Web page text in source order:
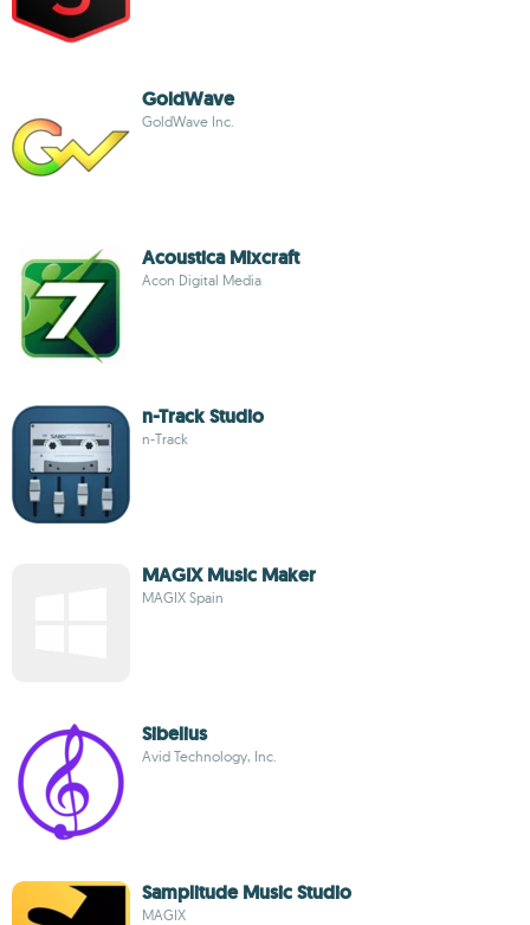
GoldWave
GoldWave Inc.
Acoustica Mixcraft
Acon Digital Media
n-Track Studio
n-Track
MAGIX Music Maker
MAGIX Spain
Sibelius
Avid Technology, Inc.
Samplitude Music Studio
MAGIX